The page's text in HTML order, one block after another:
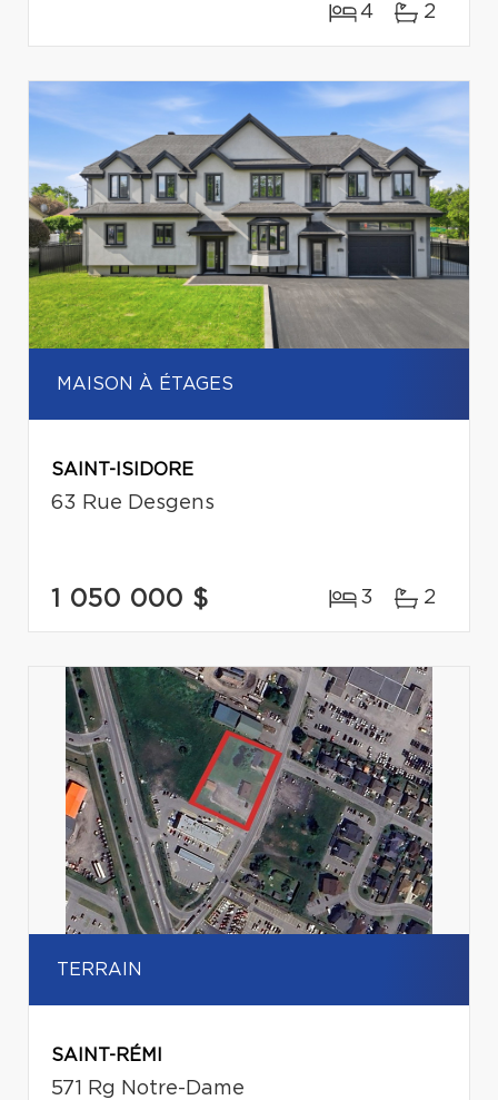
4 2
MAISON À ÉTAGES
SAINT-ISIDORE
63 Rue Desgens
1 050 000 $ 3 2
TERRAIN
SAINT-RÉMI
571 Rg Notre-Dame